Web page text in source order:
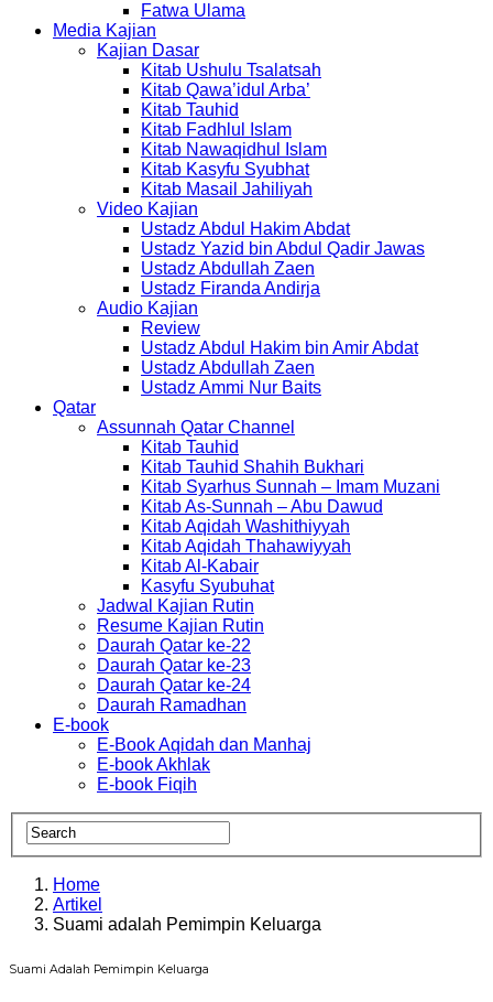
Fatwa Ulama
Media Kajian
Kajian Dasar
Kitab Ushulu Tsalatsah
Kitab Qawa’idul Arba’
Kitab Tauhid
Kitab Fadhlul Islam
Kitab Nawaqidhul Islam
Kitab Kasyfu Syubhat
Kitab Masail Jahiliyah
Video Kajian
Ustadz Abdul Hakim Abdat
Ustadz Yazid bin Abdul Qadir Jawas
Ustadz Abdullah Zaen
Ustadz Firanda Andirja
Audio Kajian
Review
Ustadz Abdul Hakim bin Amir Abdat
Ustadz Abdullah Zaen
Ustadz Ammi Nur Baits
Qatar
Assunnah Qatar Channel
Kitab Tauhid
Kitab Tauhid Shahih Bukhari
Kitab Syarhus Sunnah – Imam Muzani
Kitab As-Sunnah – Abu Dawud
Kitab Aqidah Washithiyyah
Kitab Aqidah Thahawiyyah
Kitab Al-Kabair
Kasyfu Syubuhat
Jadwal Kajian Rutin
Resume Kajian Rutin
Daurah Qatar ke-22
Daurah Qatar ke-23
Daurah Qatar ke-24
Daurah Ramadhan
E-book
E-Book Aqidah dan Manhaj
E-book Akhlak
E-book Fiqih
Home
Artikel
Suami adalah Pemimpin Keluarga
Suami Adalah Pemimpin Keluarga